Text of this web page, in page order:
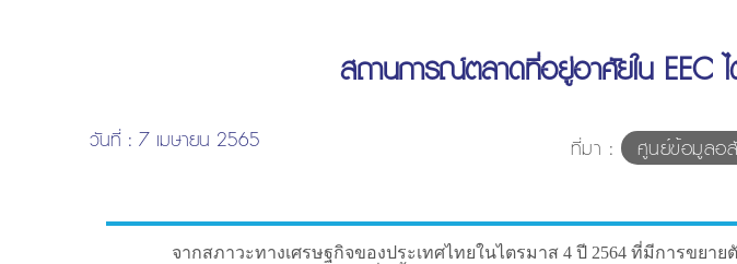
สถานการณ์ตลาดที่อยู่อาศัยใน EEC
วันที่ : 7 เมษายน 2565 ที่มา : ศูนย์ข้อมูลอ
จากสภาวะทางเศรษฐกิจของประเทศไทยในไตรมาส 4 ปี 2564 ที่มีการขยายตัว